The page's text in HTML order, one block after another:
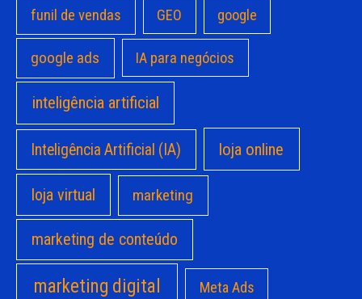
funil de vendas GEO google
google ads IA para negócios
inteligência artificial
Inteligência Artificial (IA) loja online
loja virtual marketing
marketing de conteúdo
marketing digital Meta Ads